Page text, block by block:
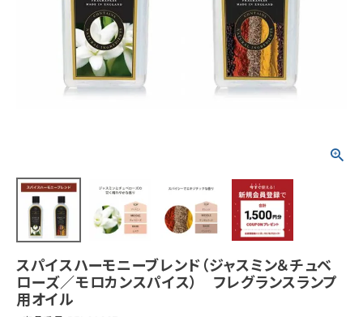
スパイスハーモニーブレンド（ジャスミン＆チュベ
ローズ／モロカンスパイス） フレグランスランプ
用オイル